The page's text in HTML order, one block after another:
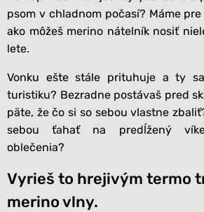
psom v chladnom počasí? Máme
ako môžeš merino nátelník nosiť
lete.
Vonku ešte stále prituhuje a ty
turistiku? Bezradne postávaš pred
päte, že čo si so sebou vlastne
sebou ťahať na predĺžený
oblečenia?
Vyrieš to hrejivým termo
merino vlny.